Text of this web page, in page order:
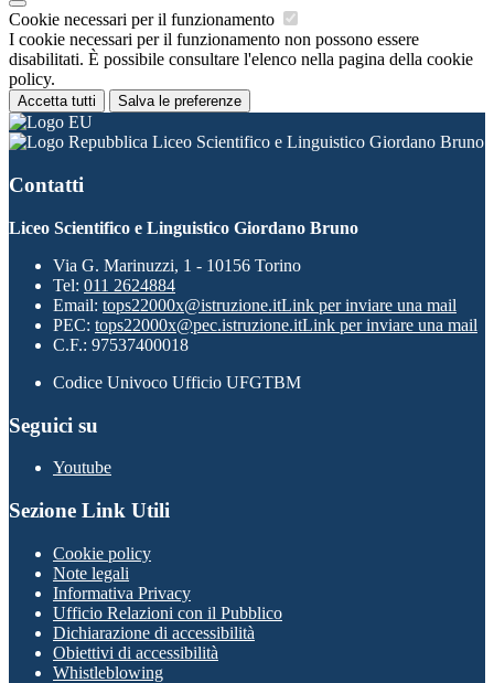
Cookie necessari per il funzionamento
I cookie necessari per il funzionamento non possono essere
disabilitati. È possibile consultare l'elenco nella pagina della cookie
policy.
Accetta tutti Salva le preferenze
Liceo Scientifico e Linguistico Giordano Bruno
Contatti
Liceo Scientifico e Linguistico Giordano Bruno
Via G. Marinuzzi, 1 - 10156 Torino
Tel: 011 2624884
Email: tops22000x@istruzione.itLink per inviare una mail
PEC: tops22000x@pec.istruzione.itLink per inviare una mail
C.F.: 97537400018
Codice Univoco Ufficio UFGTBM
Seguici su
Youtube
Sezione Link Utili
Cookie policy
Note legali
Informativa Privacy
Ufficio Relazioni con il Pubblico
Dichiarazione di accessibilità
Obiettivi di accessibilità
Whistleblowing